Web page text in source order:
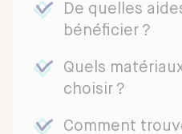
De quelles
bénéficier ?
Quels
choisir ?
Comment